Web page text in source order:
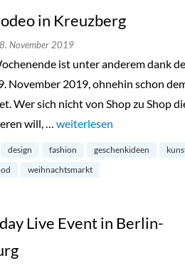
in Kreuzberg
November 2019
ist unter anderem dank
November 2019, ohnehin schon
Wer sich nicht von Shop zu Shop
will, … „Weihnachtsrodeo in
weiterlesen
design fashion geschenkideen
weihnachtsmarkt
Live Event in Berlin-